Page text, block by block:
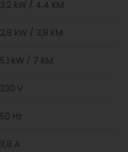
3,2 kW / 4,4 KM
2,8 kW / 3,8 KM
5,1 kW / 7 KM
230 V
50 Hz
11,8 A